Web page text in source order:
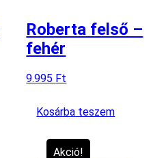
Roberta felső –
fehér
9.995 Ft
Kosárba teszem
Akció!